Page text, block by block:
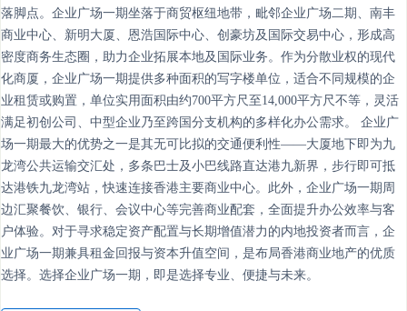
落脚点。企业广场一期坐落于商贸枢纽地带，毗邻企业广场二期、南丰
商业中心、新明大厦、恩浩国际中心、创豪坊及国际交易中心，形成高
密度商务生态圈，助力企业拓展本地及国际业务。作为分散业权的现代
化商厦，企业广场一期提供多种面积的写字楼单位，适合不同规模的企
业租赁或购置，单位实用面积由约700平方尺至14,000平方尺不等，灵活
满足初创公司、中型企业乃至跨国分支机构的多样化办公需求。 企业广
场一期最大的优势之一是其无可比拟的交通便利性——大厦地下即为九
龙湾公共运输交汇处，多条巴士及小巴线路直达港九新界，步行即可抵
达港铁九龙湾站，快速连接香港主要商业中心。此外，企业广场一期周
边汇聚餐饮、银行、会议中心等完善商业配套，全面提升办公效率与客
户体验。对于寻求稳定资产配置与长期增值潜力的内地投资者而言，企
业广场一期兼具租金回报与资本升值空间，是布局香港商业地产的优质
选择。选择企业广场一期，即是选择专业、便捷与未来。